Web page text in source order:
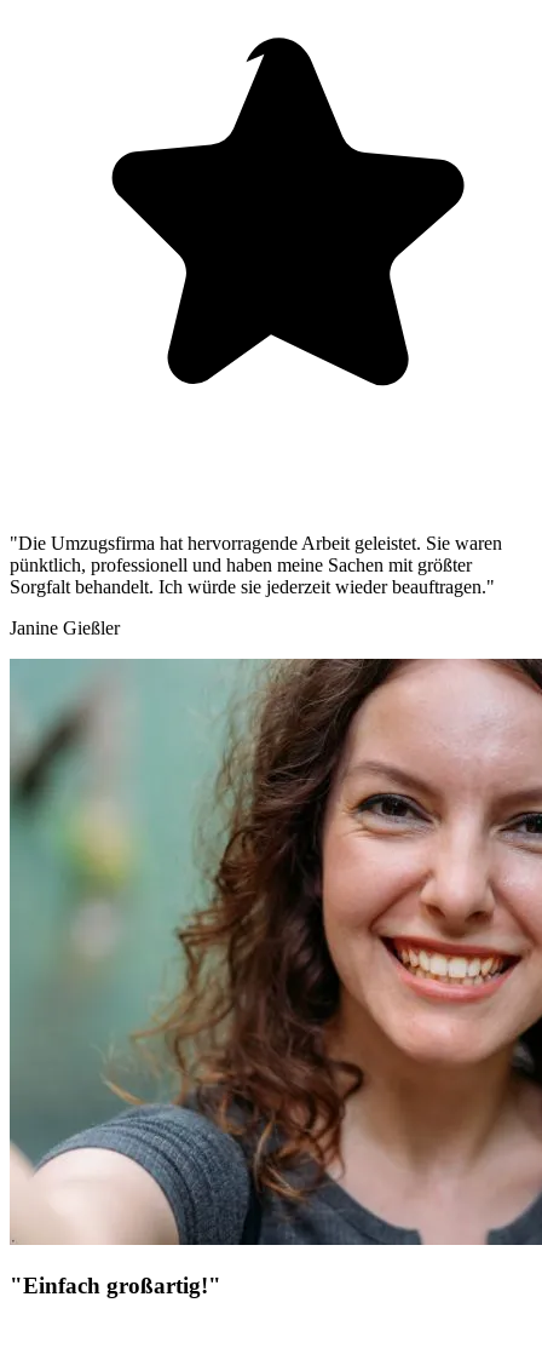
"Die Umzugsfirma hat hervorragende Arbeit geleistet. Sie waren
pünktlich, professionell und haben meine Sachen mit größter
Sorgfalt behandelt. Ich würde sie jederzeit wieder beauftragen."
Janine Gießler
"Einfach großartig!"